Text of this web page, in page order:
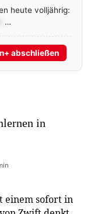
heute volljährig:
…
abschließen
in
einem sofort in